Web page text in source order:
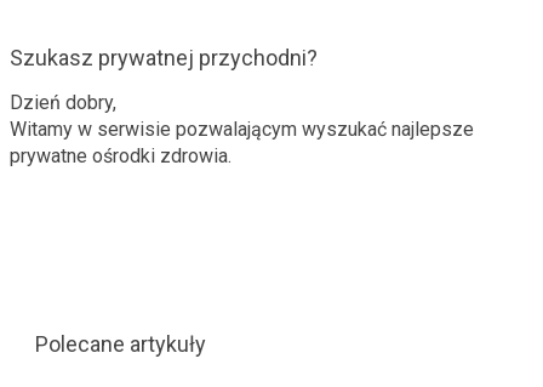
Szukasz prywatnej przychodni?
Dzień dobry,
Witamy w serwisie pozwalającym wyszukać najlepsze
prywatne ośrodki zdrowia.
Polecane artykuły